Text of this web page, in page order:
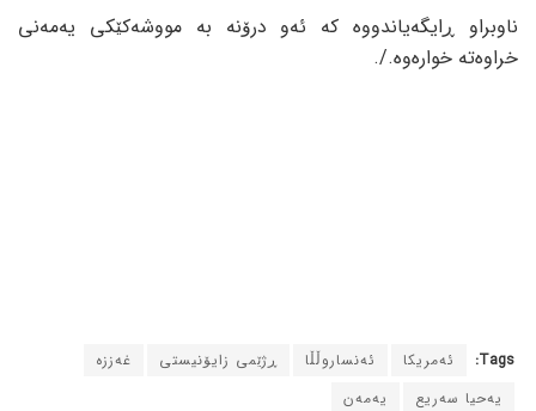
ناوبراو ڕایگەیاندووە کە ئەو درۆنە بە مووشەکێکی یەمەنی
خراوەتە خوارەوە./.
Tags: ئەمریکا ئەنساروڵڵا ڕژێمی زایۆنیستی
غەززە
یەحیا سەریع
یەمەن